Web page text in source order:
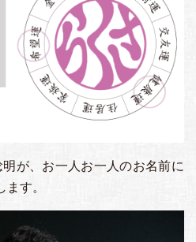
が、お一人お一人のお名前に
す。